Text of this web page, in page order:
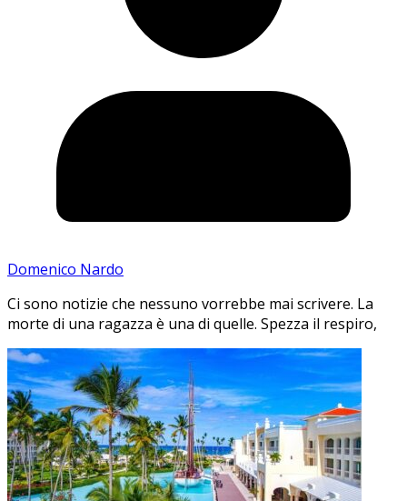
Domenico Nardo
Ci sono notizie che nessuno vorrebbe mai scrivere. La
morte di una ragazza è una di quelle. Spezza il respiro,